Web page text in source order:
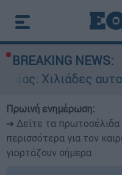
BREAKING NEWS:
αυτοκίνητα
Πρωινή ενημέρωση:
➔ Δείτε τα
περισσότερα για τον
γιορτάζουν σήμερα